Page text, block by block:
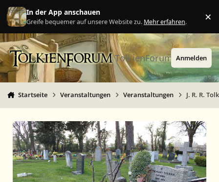
Zu Inhalt springen
In der App anschauen
Greife bequemer auf unsere Website zu. Mehr erfahren. ×
TolkienForum Anmelden
Startseite Veranstaltungen Veranstaltungen J. R. R.